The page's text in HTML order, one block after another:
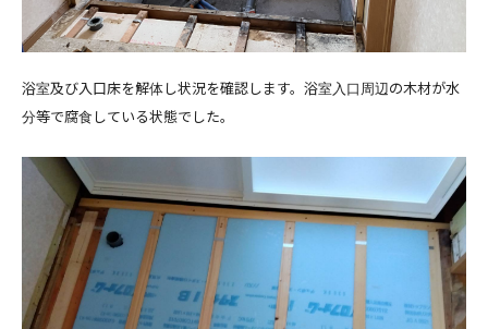
浴室及び入口床を解体し状況を確認します。浴室入口周辺の木材が水
分等で腐食している状態でした。